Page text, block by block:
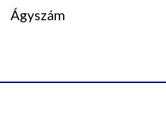
Ágyszám